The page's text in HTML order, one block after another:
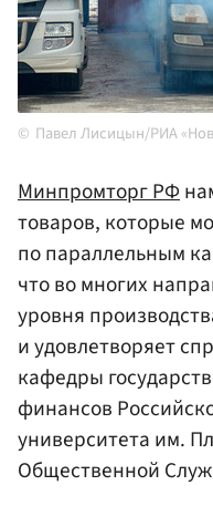
Павел Лисицын/РИА
МинпромторгРФ
товаров, которые
по параллельным
что во многих
уровня
и удовлетворяет
кафедры
финансов
университета им.
Общественной